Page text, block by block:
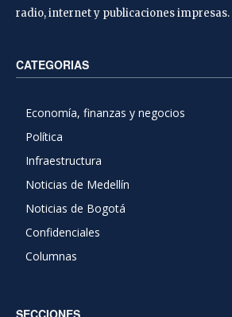
radio, internet y publicaciones impresas.
CATEGORIAS
Economía, finanzas y negocios
Política
Infraestructura
Noticias de Medellín
Noticias de Bogotá
Confidenciales
Columnas
SECCIONES